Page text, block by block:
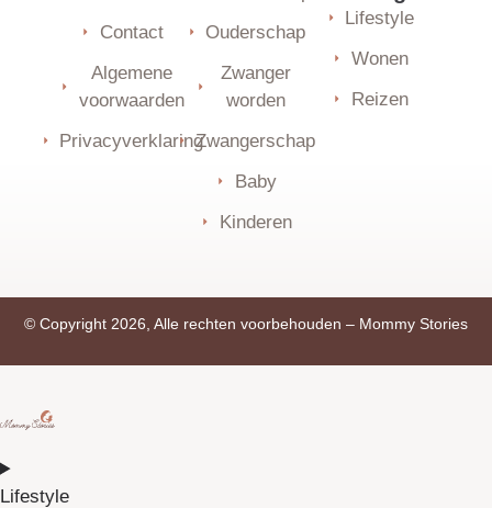
Contact
Algemene
voorwaarden
Privacyverklaring
Ouderschap
Zwanger
worden
Zwangerschap
Baby
Kinderen
Lifestyle
Wonen
Reizen
© Copyright 2026, Alle rechten voorbehouden – Mommy Stories
Lifestyle